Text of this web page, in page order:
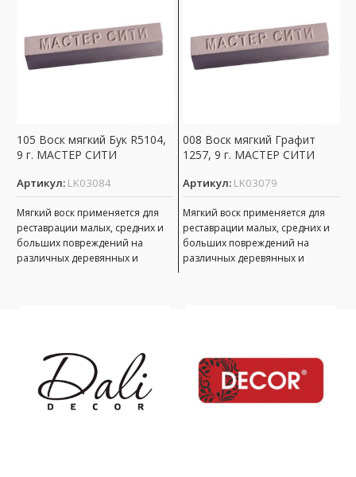
105 Воск мягкий Бук R5104,
9 г. МАСТЕР СИТИ
Артикул: LK03084
Мягкий воск применяется для
реставрации малых, средних и
больших повреждений на
различных деревянных и
008 Воск мягкий Графит
1257, 9 г. МАСТЕР СИТИ
Артикул: LK03079
Мягкий воск применяется для
реставрации малых, средних и
больших повреждений на
различных деревянных и